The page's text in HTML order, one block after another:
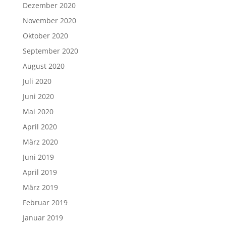
Dezember 2020
November 2020
Oktober 2020
September 2020
August 2020
Juli 2020
Juni 2020
Mai 2020
April 2020
März 2020
Juni 2019
April 2019
März 2019
Februar 2019
Januar 2019